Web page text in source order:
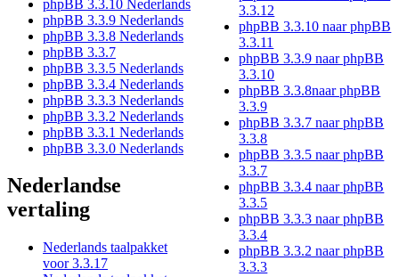
phpBB 3.3.10 Nederlands
phpBB 3.3.9 Nederlands
phpBB 3.3.8 Nederlands
phpBB 3.3.7
phpBB 3.3.5 Nederlands
phpBB 3.3.4 Nederlands
phpBB 3.3.3 Nederlands
phpBB 3.3.2 Nederlands
phpBB 3.3.1 Nederlands
phpBB 3.3.0 Nederlands
Nederlandse
vertaling
Nederlands taalpakket
voor 3.3.17
3.3.12
phpBB 3.3.10 naar phpBB
3.3.11
phpBB 3.3.9 naar phpBB
3.3.10
phpBB 3.3.8naar phpBB
3.3.9
phpBB 3.3.7 naar phpBB
3.3.8
phpBB 3.3.5 naar phpBB
3.3.7
phpBB 3.3.4 naar phpBB
3.3.5
phpBB 3.3.3 naar phpBB
3.3.4
phpBB 3.3.2 naar phpBB
3.3.3